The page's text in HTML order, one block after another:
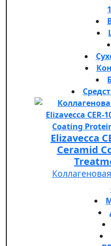
Elizavecca
Ceramid